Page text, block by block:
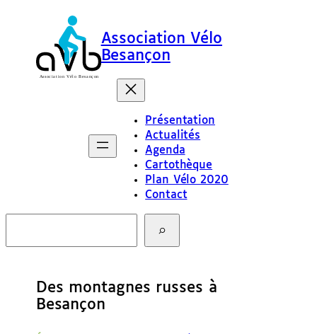
Association Vélo
Besançon
Présentation
Actualités
Agenda
Cartothèque
Plan Vélo 2020
Contact
c
Des montagnes russes à
Besançon